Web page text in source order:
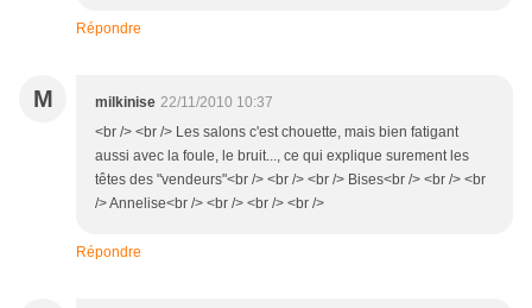
Répondre
M milkinise 22/11/2010 10:37
<br /> <br /> Les salons c'est chouette, mais bien fatigant
aussi avec la foule, le bruit..., ce qui explique surement les
têtes des "vendeurs"<br /> <br /> <br /> Bises<br /> <br /> <br
/> Annelise<br /> <br /> <br /> <br />
Répondre